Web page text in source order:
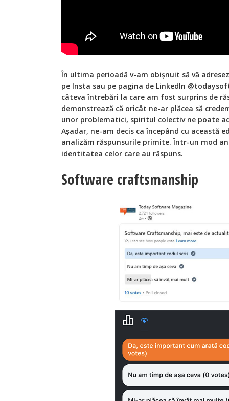
În ultima perioadă v-am obișnuit să vă
pe Insta sau pe pagina de LinkedIn
câteva întrebări la care am fost surprins de
demonstrează că oricât ne-ar plăcea să
unor problematici, spiritul colectiv ne poate
Așadar, ne-am decis ca începând cu această
analizăm răspunsurile primite. Într-un mod
identitatea celor care au răspuns.
Software craftsmanship